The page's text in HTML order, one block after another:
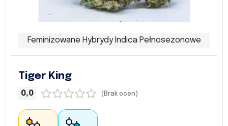
Feminizowane Hybrydy Indica Pełnosezonowe
Tiger King
0,0 (Brak ocen)